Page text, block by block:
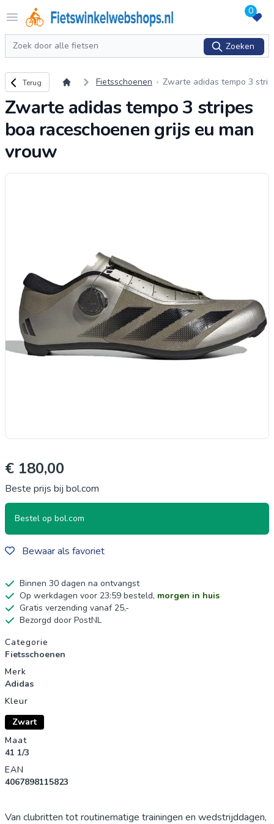
Open menu
Logo Fietswinkelwebshops.nl 0
Zoeken
Zoeken
Terug naar overzicht
Terug Fietsschoenen
Zwarte adidas tempo 3 stri
s eu man vrouw
Zwarte adidas tempo 3 stripes
boa raceschoenen grijs eu man
vrouw
€ 180,00
Beste prijs bij bol.com
Bestel op bol.com
Bewaar als favoriet
Binnen 30 dagen na ontvangst
Op werkdagen voor 23:59 besteld, morgen in huis
Gratis verzending vanaf 25,-
Bezorgd door PostNL
Productgegevens
Categorie
Fietsschoenen
Merk
Adidas
Kleur
Zwart
Maat
41 1/3
EAN
4067898115823
Van clubritten tot routinematige trainingen en wedstrijddagen,